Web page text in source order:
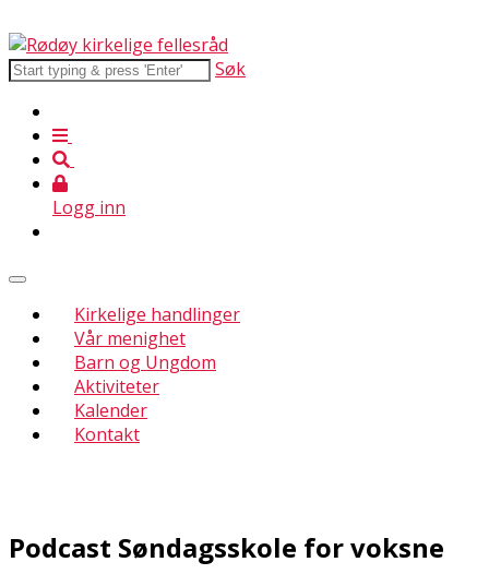
Søk
Logg inn
Kirkelige handlinger
Vår menighet
Barn og Ungdom
Aktiviteter
Kalender
Kontakt
Podcast Søndagsskole for voksne